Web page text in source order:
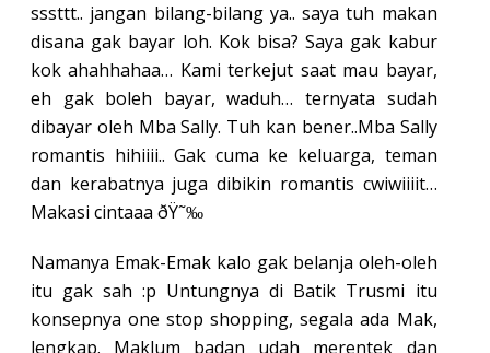
sssttt.. jangan bilang-bilang ya.. saya tuh makan
disana gak bayar loh. Kok bisa? Saya gak kabur
kok ahahhahaa… Kami terkejut saat mau bayar,
eh gak boleh bayar, waduh… ternyata sudah
dibayar oleh Mba Sally. Tuh kan bener..Mba Sally
romantis hihiiii.. Gak cuma ke keluarga, teman
dan kerabatnya juga dibikin romantis cwiwiiiit…
Makasi cintaaa ðŸ˜‰
Namanya Emak-Emak kalo gak belanja oleh-oleh
itu gak sah :p Untungnya di Batik Trusmi itu
konsepnya one stop shopping, segala ada Mak,
lengkap. Maklum badan udah merentek dan